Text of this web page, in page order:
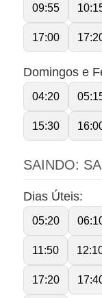
09:55
17:00
Domingos e
04:20
15:30
SAINDO:
Dias Úteis:
05:20
11:50
17:20